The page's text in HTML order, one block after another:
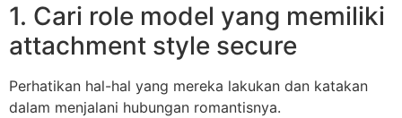
1. Cari role model yang memiliki
attachment style secure
Perhatikan hal-hal yang mereka lakukan dan katakan
dalam menjalani hubungan romantisnya.